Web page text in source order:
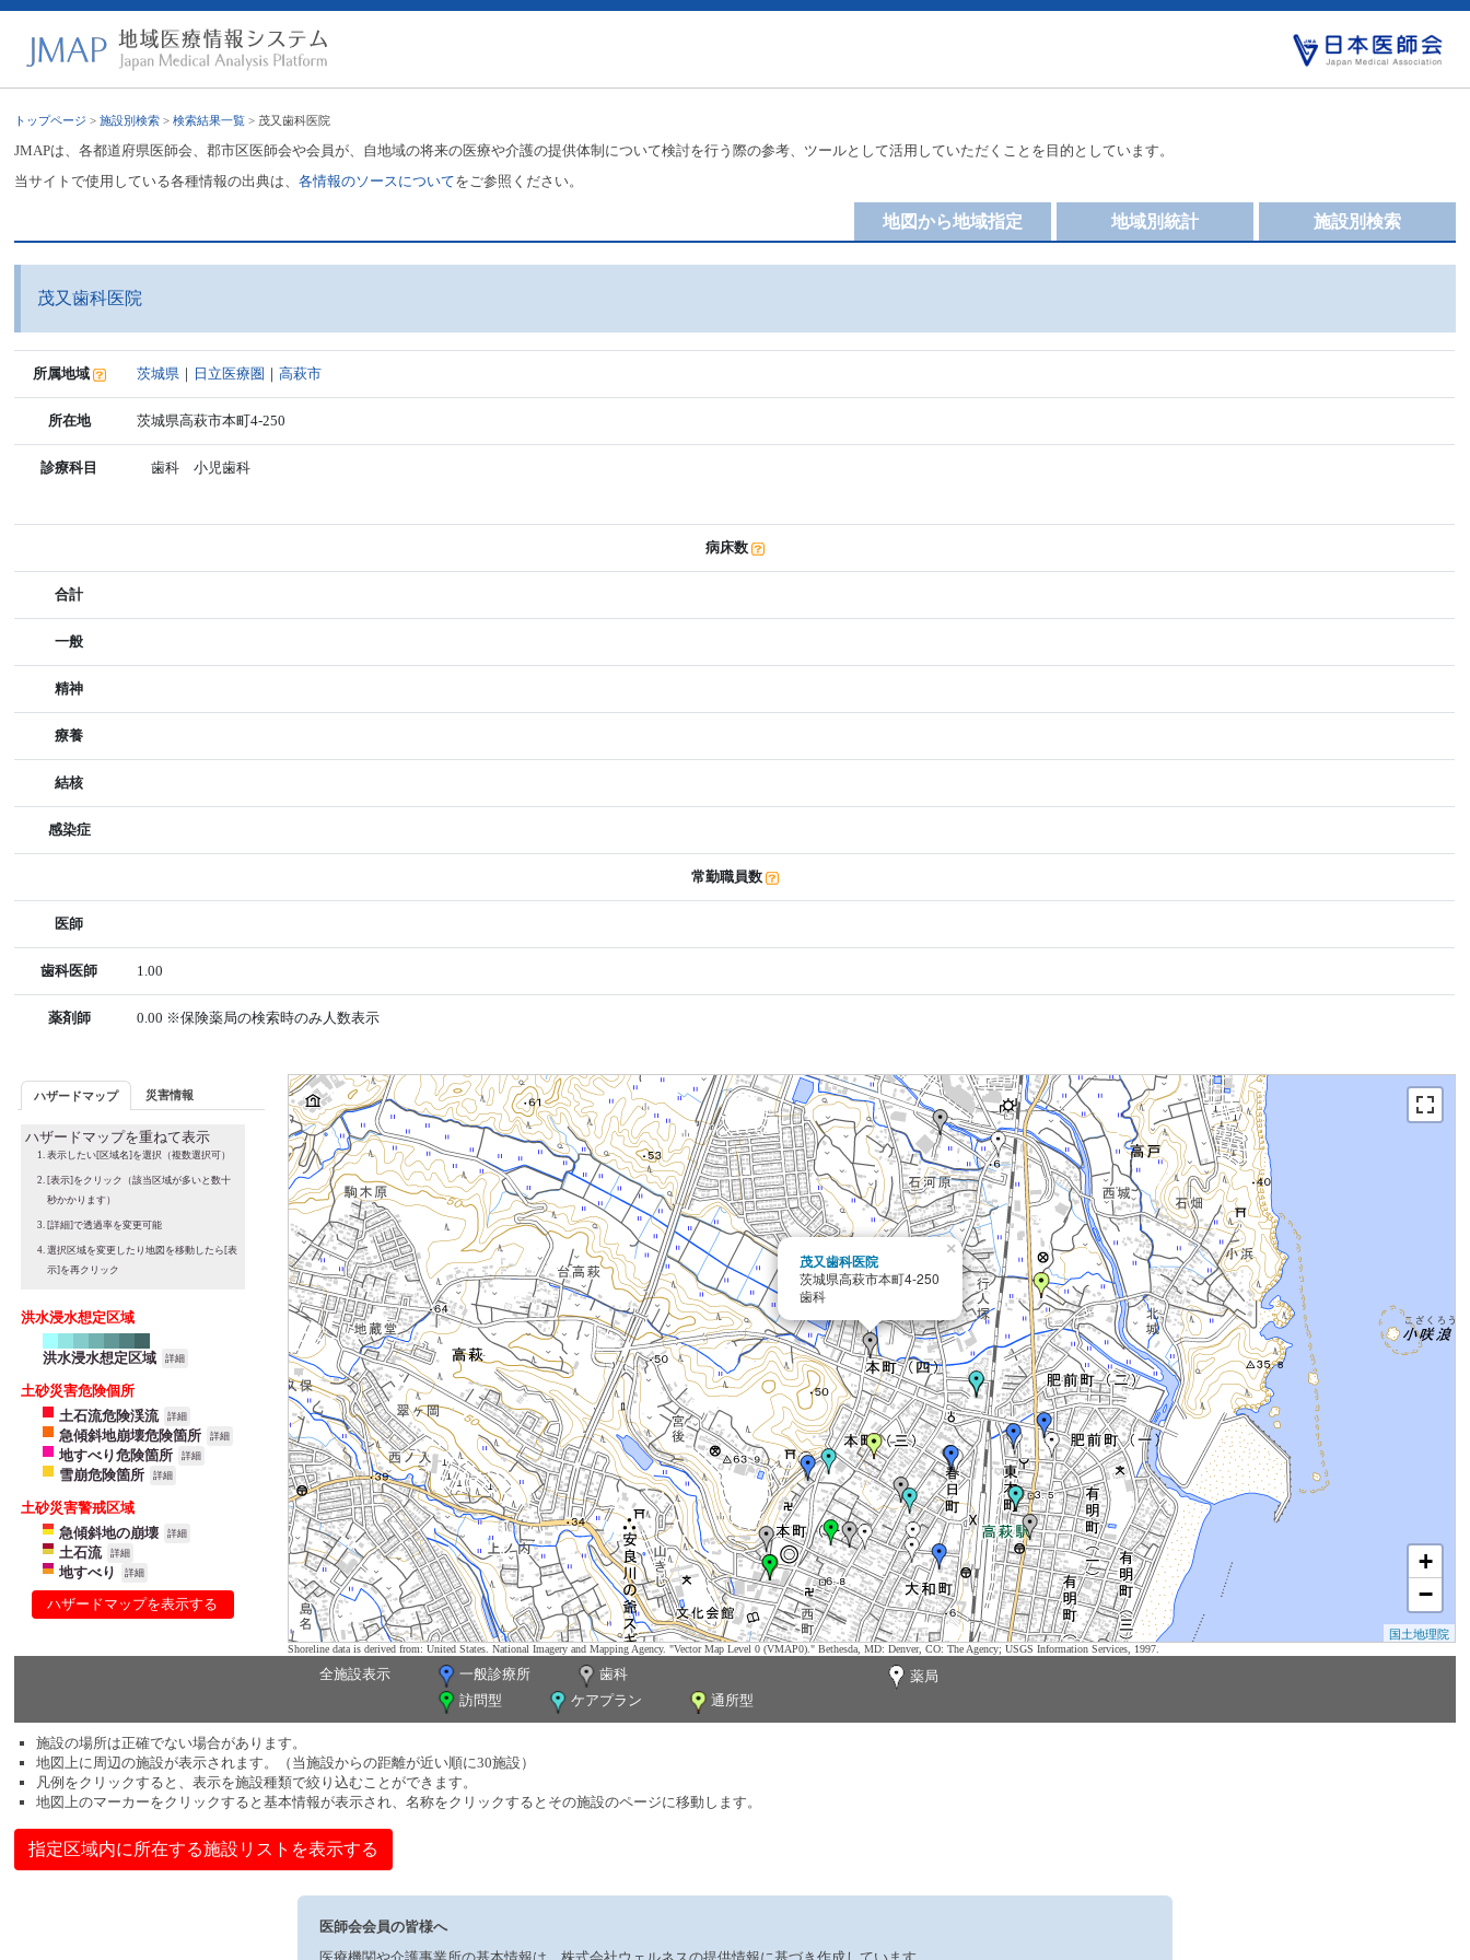
トップページ >施設別検索 >検索結果一覧 > 茂又歯科医院
JMAPは、各都道府県医師会、郡市区医師会や会員が、自地域の将来の医療や介護の提供体制について検討を行う際の参考、ツールとして活用していただくことを目的としています。
当サイトで使用している各種情報の出典は、各情報のソースについてをご参照ください。
施設別検索
地域別統計
地図から地域指定
茂又歯科医院
所属地域 茨城県 ｜ 日立医療圏 ｜高萩市
所在地 茨城県高萩市本町4-250
診療科目 歯科 小児歯科
病床数
合計
一般
精神
療養
結核
感染症
常勤職員数
医師
歯科医師 1.00
薬剤師 0.00 ※保険薬局の検索時のみ人数表示
ハザードマップ 災害情報
ハザードマップを重ねて表示
表示したい[区域名]を選択（複数選択可）
[表示]をクリック（該当区域が多いと数十
秒かかります）
[詳細]で透過率を変更可能
選択区域を変更したり地図を移動したら[表
示]を再クリック
洪水浸水想定区域
洪水浸水想定区域 詳細
土砂災害危険個所
土石流危険渓流
詳細
急傾斜地崩壊危険箇所 詳細
地すべり危険箇所 詳細
雪崩危険箇所 詳細
土砂災害警戒区域
急傾斜地の崩壊
詳細
土石流 詳細
地すべり 詳細
ハザードマップを表示する
茂又歯科医院
茨城県高萩市本町4-250
歯科
×
+
−
国土地理院
Shoreline data is derived from: United States. National Imagery and Mapping Agency. "Vector Map Level 0 (VMAP0)." Bethesda, MD: Denver, CO: The Agency; USGS Information Services, 1997.
全施設表示 一般診療所 歯科
薬局
訪問型
ケアプラン 通所型
施設の場所は正確でない場合があります。
地図上に周辺の施設が表示されます。（当施設からの距離が近い順に30施設）
凡例をクリックすると、表示を施設種類で絞り込むことができます。
地図上のマーカーをクリックすると基本情報が表示され、名称をクリックするとその施設のページに移動します。
指定区域内に所在する施設リストを表示する
医師会会員の皆様へ